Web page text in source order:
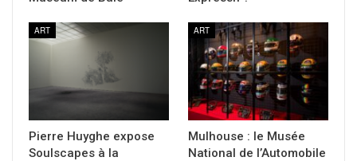
ART
Pierre Huyghe expose
Soulscapes à la
ART
Mulhouse : le Musée
National de l’Automobile